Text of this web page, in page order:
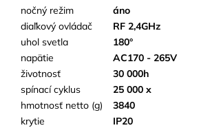
nočný režim
áno
diaľkový ovládač
RF 2,4GHz
uhol svetla
180°
napätie
AC170 - 265V
životnosť
30 000h
spínací cyklus
25 000 x
hmotnosť netto (g)
3840
krytie
IP20